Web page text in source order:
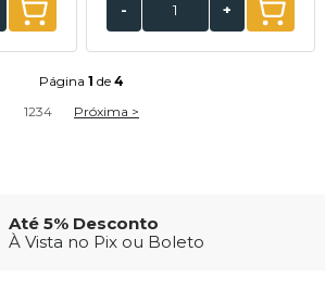
- +
Página 1 de 4
1234 Próxima >
Parcele em Até 3X
no Cartão de Crédito